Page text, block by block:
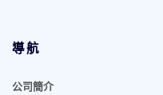
導航
公司簡介